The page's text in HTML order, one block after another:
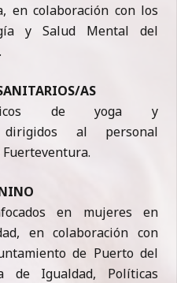
en colaboración con los
y Salud Mental del
AS
de yoga y
dirigidos al personal
en mujeres en
en colaboración con
de Puerto del
de Igualdad, Políticas